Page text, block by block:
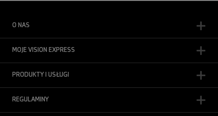
O NAS
MOJE VISION EXPRESS
PRODUKTY I USŁUGI
REGULAMINY